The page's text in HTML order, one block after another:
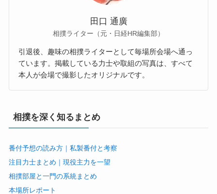
田口 通廣
相撲ライター（元・日経HR編集部）
引退後、趣味の相撲ライターとして毎場所会場へ通っ
ています。掲載している力士や取組の写真は、すべて
本人が会場で撮影したオリジナルです。
相撲を深く知るまとめ
番付予想の読み方｜私製番付と考察
注目力士まとめ｜現役主力を一望
相撲部屋と一門の系統まとめ
本場所レポート